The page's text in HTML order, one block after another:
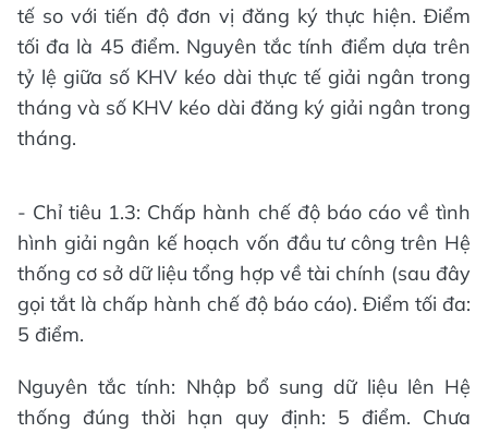
tế so với tiến độ đơn vị đăng ký thực hiện. Điểm
tối đa là 45 điểm. Nguyên tắc tính điểm dựa trên
tỷ lệ giữa số KHV kéo dài thực tế giải ngân trong
tháng và số KHV kéo dài đăng ký giải ngân trong
tháng.
- Chỉ tiêu 1.3: Chấp hành chế độ báo cáo về tình
hình giải ngân kế hoạch vốn đầu tư công trên Hệ
thống cơ sở dữ liệu tổng hợp về tài chính (sau đây
gọi tắt là chấp hành chế độ báo cáo). Điểm tối đa:
5 điểm.
Nguyên tắc tính: Nhập bổ sung dữ liệu lên Hệ
thống đúng thời hạn quy định: 5 điểm. Chưa